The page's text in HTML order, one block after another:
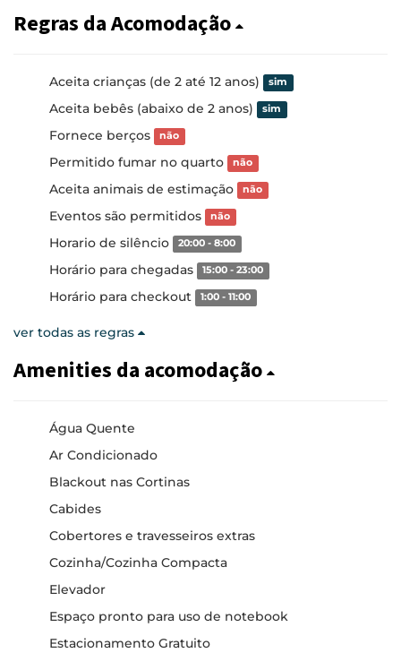
Regras da Acomodação
Aceita crianças (de 2 até 12 anos) sim
Aceita bebês (abaixo de 2 anos) sim
Fornece berços não
Permitido fumar no quarto não
Aceita animais de estimação não
Eventos são permitidos não
Horario de silêncio 20:00 - 8:00
Horário para chegadas 15:00 - 23:00
Horário para checkout 1:00 - 11:00
ver todas as regras
Amenities da acomodação
Água Quente
Ar Condicionado
Blackout nas Cortinas
Cabides
Cobertores e travesseiros extras
Cozinha/Cozinha Compacta
Elevador
Espaço pronto para uso de notebook
Estacionamento Gratuito